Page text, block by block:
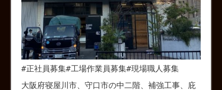
#正社員募集#工場作業員募集#現場職人募集
大阪府寝屋川市、守口市の中二階、補強工事、庇